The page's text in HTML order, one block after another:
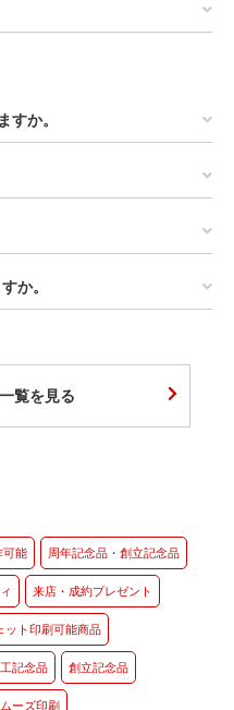
すか。
か。
覧を見る
可能 周年記念品・創立記念品
来店・成約プレゼント
ット印刷可能商品
記念品 創立記念品
ーズ印刷